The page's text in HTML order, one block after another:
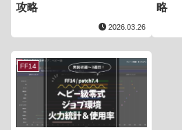
攻略
2026.03.26
略
FF14